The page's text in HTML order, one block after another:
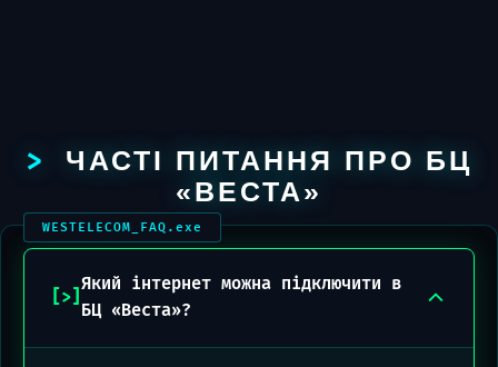
ЧАСТІ ПИТАННЯ ПРО БЦ
«ВЕСТА»
Який інтернет можна підключити в
БЦ «Веста»?